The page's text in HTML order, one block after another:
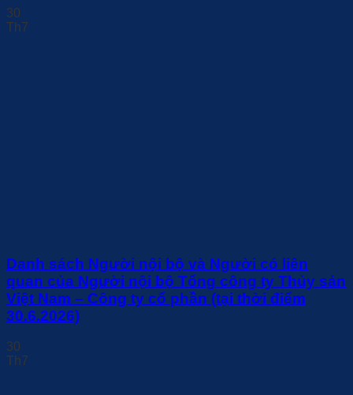
30
Th7
Danh sách Người nội bộ và Người có liên
quan của Người nội bộ Tổng công ty Thủy sản
Việt Nam – Công ty cổ phần (tại thời điểm
30.6.2026)
30
Th7